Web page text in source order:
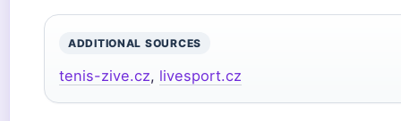
ADDITIONAL SOURCES
tenis-zive.cz, livesport.cz